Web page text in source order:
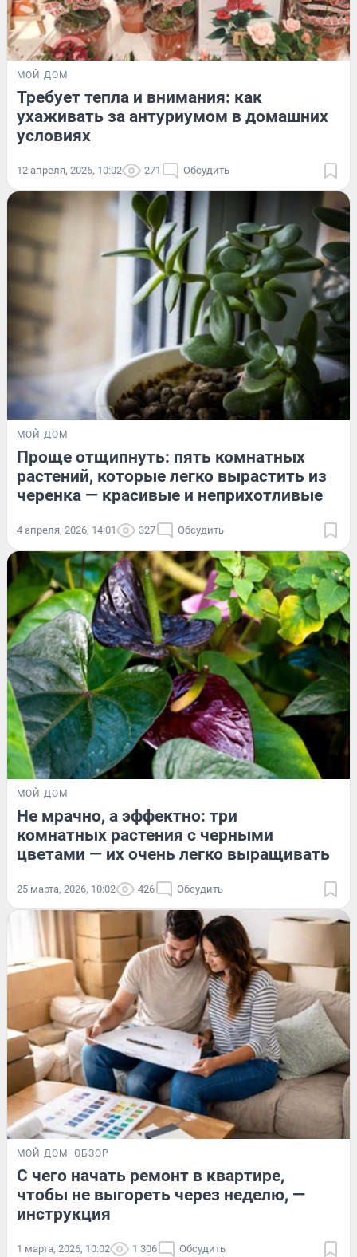
МОЙ ДОМ
Требует тепла и внимания: как
ухаживать за антуриумом в домашних
условиях
12 апреля, 2026, 10:02 271 Обсудить
МОЙ ДОМ
Проще отщипнуть: пять комнатных
растений, которые легко вырастить из
черенка — красивые и неприхотливые
4 апреля, 2026, 14:01 327 Обсудить
МОЙ ДОМ
Не мрачно, а эффектно: три
комнатных растения с черными
цветами — их очень легко выращивать
25 марта, 2026, 10:02 426 Обсудить
МОЙ ДОМ ОБЗОР
С чего начать ремонт в квартире,
чтобы не выгореть через неделю, —
инструкция
1 марта, 2026, 10:02 1 306 Обсудить